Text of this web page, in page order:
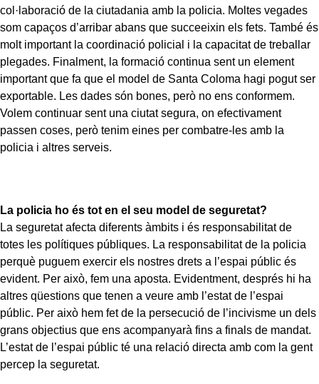
col·laboració de la ciutadania amb la policia. Moltes vegades
som capaços d’arribar abans que succeeixin els fets. També és
molt important la coordinació policial i la capacitat de treballar
plegades. Finalment, la formació continua sent un element
important que fa que el model de Santa Coloma hagi pogut ser
exportable. Les dades són bones, però no ens conformem.
Volem continuar sent una ciutat segura, on efectivament
passen coses, però tenim eines per combatre-les amb la
policia i altres serveis.
La policia ho és tot en el seu model de seguretat?
La seguretat afecta diferents àmbits i és responsabilitat de
totes les polítiques públiques. La responsabilitat de la policia
perquè puguem exercir els nostres drets a l’espai públic és
evident. Per això, fem una aposta. Evidentment, després hi ha
altres qüestions que tenen a veure amb l’estat de l’espai
públic. Per això hem fet de la persecució de l’incivisme un dels
grans objectius que ens acompanyarà fins a finals de mandat.
L’estat de l’espai públic té una relació directa amb com la gent
percep la seguretat.